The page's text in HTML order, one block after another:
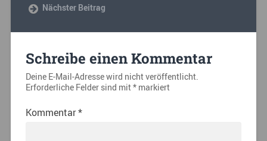
Nächster Beitrag
Schreibe einen Kommentar
Deine E-Mail-Adresse wird nicht veröffentlicht.
Erforderliche Felder sind mit*markiert
Kommentar*